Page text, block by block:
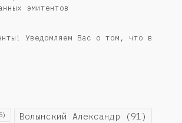
эмитентов
Уведомляем Вас о том, что в
Волынский Александр (91)